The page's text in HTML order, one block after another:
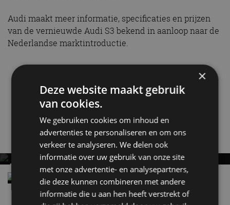
Audi maakt meer informatie, specificaties en prijzen
van de vernieuwde Audi S3 bekend in aanloop naar de
Nederlandse marktintroductie.
Gerelateerde berichten
AUDI A2 E-TRON MIKT OP VERBRUIK VAN
12,8 KWH PER 100 KILOMETER
Nieuw topmodel van Audi – Audi Q9 haalt alles
uit de kast
30 jul
×
Deze website maakt gebruik
van cookies.
We gebruiken cookies om inhoud en
advertenties te personaliseren en om ons
verkeer te analyseren. We delen ook
informatie over uw gebruik van onze site
met onze advertentie- en analysepartners,
die deze kunnen combineren met andere
informatie die u aan hen heeft verstrekt of